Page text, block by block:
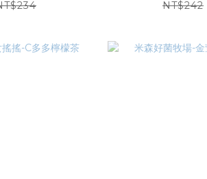
NT$242